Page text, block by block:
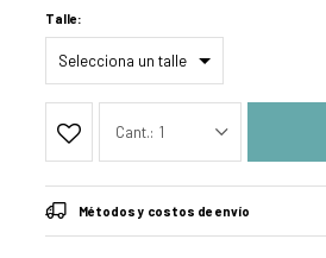
Talle:
1
Métodos y costos de envío